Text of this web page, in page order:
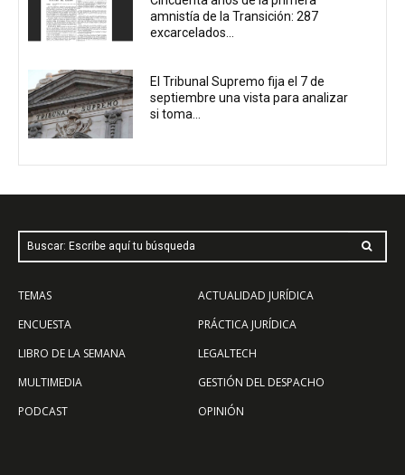
amnistía de la Transición: 287
excarcelados...
El Tribunal Supremo fija el 7 de
septiembre una vista para analizar
si toma...
Buscar: Escribe aquí tu búsqueda
TEMAS
ENCUESTA
LIBRO DE LA SEMANA
MULTIMEDIA
PODCAST
ACTUALIDAD JURÍDICA
PRÁCTICA JURÍDICA
LEGALTECH
GESTIÓN DEL DESPACHO
OPINIÓN